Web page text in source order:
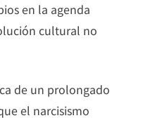
en la agenda
cultural no
de un prolongado
el narcisismo